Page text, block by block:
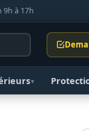
9h à 17h
▾